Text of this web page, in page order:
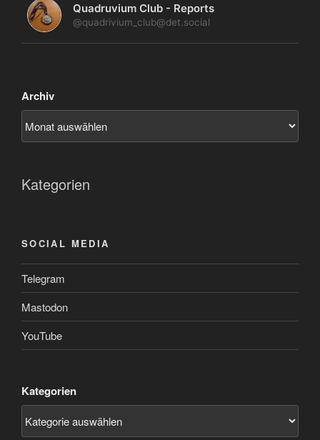
Quadruvium Club - Reports
@quadrivium_club@det.social
Archiv
Kategorien
SOCIAL MEDIA
Telegram
Mastodon
YouTube
Kategorien